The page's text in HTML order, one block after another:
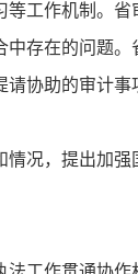
工作机制。
存在的问题
协助的审计
况，提出加